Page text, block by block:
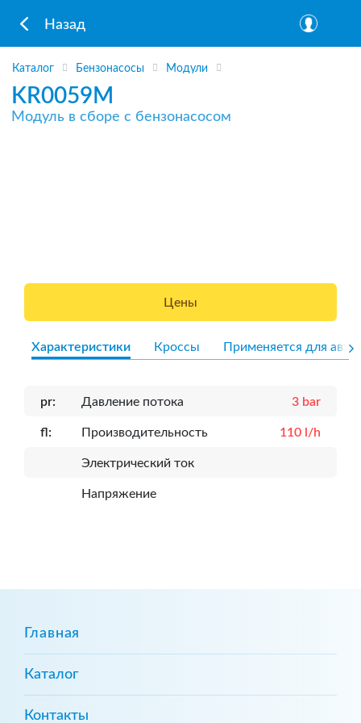
Назад
Каталог Бензонасосы Модули
KR0059M
Модуль в сборе с бензонасосом
Цены
Характеристики Кроссы Применяется для авто
pr: Давление потока 3 bar
fl: Производительность 110 l/h
Электрический ток
Напряжение
Главная
Каталог
Контакты